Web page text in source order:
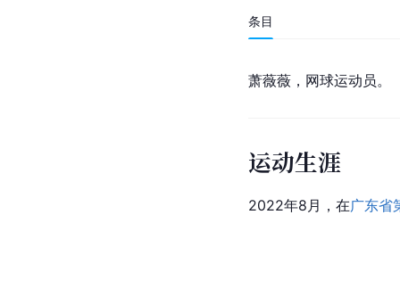
条目
萧薇薇，网球运动员。
运动生涯
2022年8月，在广东省